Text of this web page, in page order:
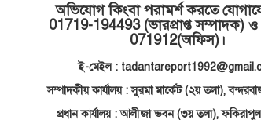
অভিযোগ কিংবা পরামর্শ করতে
01719-194493 (ভারপ্রাপ্ত সম্পাদক)
071912(অফিস)।
ই-মেইল :
সম্পাদকীয় কার্যালয় : সুরমা মার্কেট (২য় তলা),
প্রধান কার্যালয় : আলীজা ভবন (৩য় তলা),